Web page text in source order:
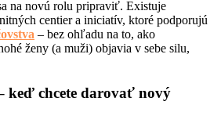
na novú rolu pripraviť. Existuje
centier a iniciatív, ktoré podporujú
– bez ohľadu na to, ako
ženy (a muži) objavia v sebe silu,
keď chcete darovať nový